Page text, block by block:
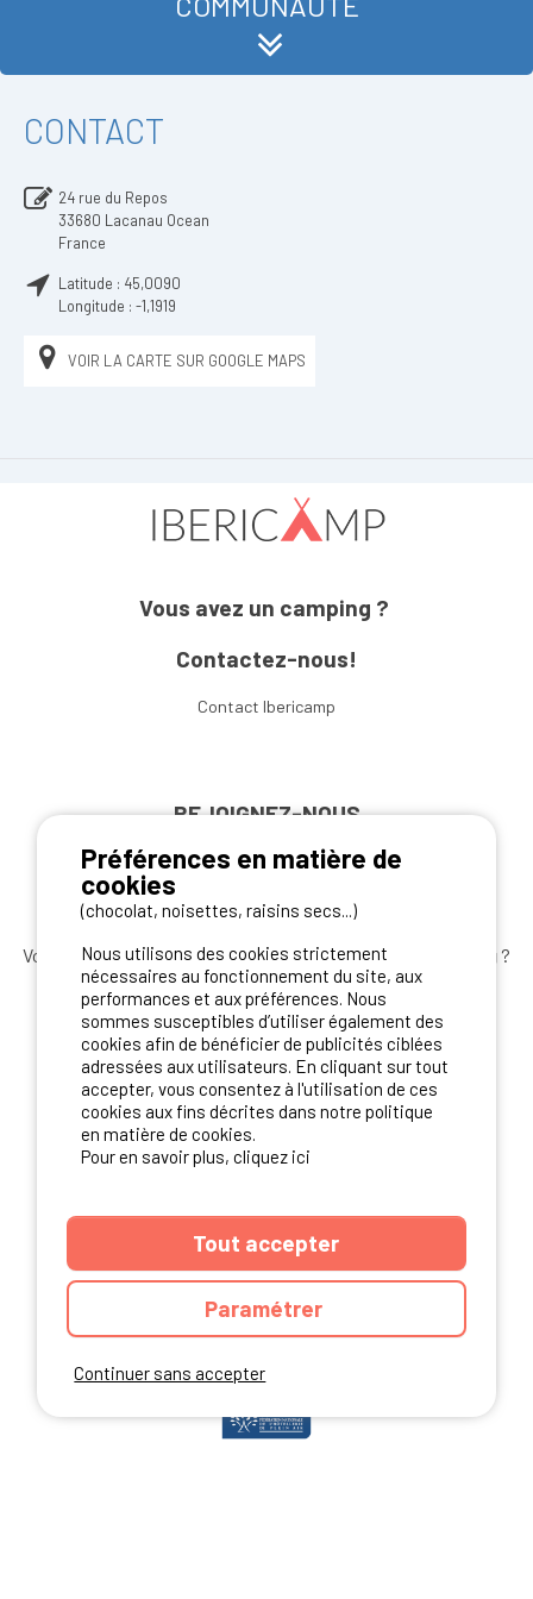
CONTACT
24 rue du Repos
33680 Lacanau Ocean
France
Latitude : 45,0090
Longitude : -1,1919
VOIR LA CARTE SUR GOOGLE MAPS
Vous avez un camping ?
Contactez-nous!
Contact Ibericamp
REJOIGNEZ-NOUS
Vous souhaitez bénéficier desmeilleures offres camping ?
Abonnez-vous à la newsletterdès aujourd'hui
S'ABONNER
NOS PARTENAIRES
Continuer sans accepter
Préférences en matière de
cookies
(chocolat, noisettes, raisins secs...)
Nous utilisons des cookies strictement
nécessaires au fonctionnement du site, aux
performances et aux préférences. Nous
sommes susceptibles d’utiliser également des
cookies afin de bénéficier de publicités ciblées
adressées aux utilisateurs. En cliquant sur tout
accepter, vous consentez à l'utilisation de ces
cookies aux fins décrites dans notre politique
en matière de cookies.
Pour en savoir plus, cliquez ici
Tout accepter
Paramétrer